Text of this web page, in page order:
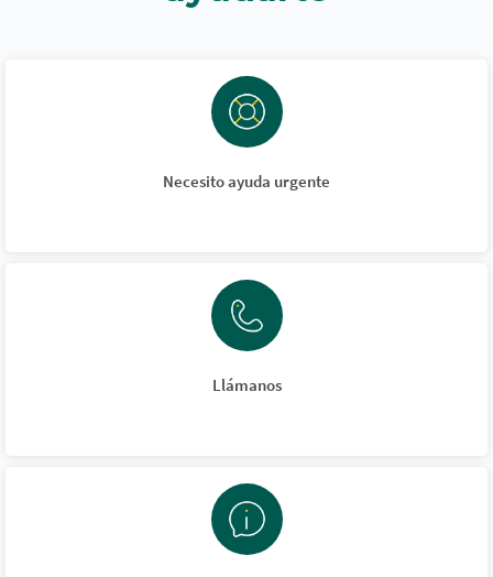
Necesito ayuda urgente
Llámanos